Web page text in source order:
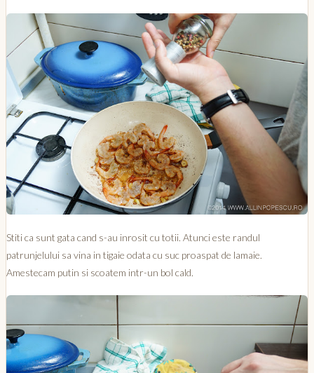
Stiti ca sunt gata cand s-au inrosit cu totii. Atunci este randul
patrunjelului sa vina in tigaie odata cu suc proaspat de lamaie.
Amestecam putin si scoatem intr-un bol cald.